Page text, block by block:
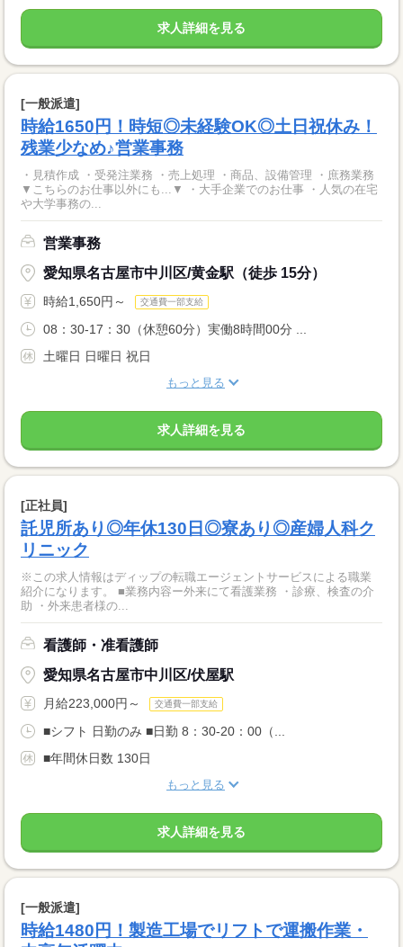
求人詳細を見る
[一般派遣]
時給1650円！時短◎未経験OK◎土日祝休み！
残業少なめ♪営業事務
・見積作成 ・受発注業務 ・売上処理 ・商品、設備管理 ・庶務業務
▼こちらのお仕事以外にも...▼ ・大手企業でのお仕事 ・人気の在宅
や大学事務の...
営業事務
愛知県名古屋市中川区/黄金駅（徒歩 15分）
時給1,650円～ 交通費一部支給
08：30-17：30（休憩60分）実働8時間00分 ...
土曜日 日曜日 祝日
もっと見る
求人詳細を見る
[正社員]
託児所あり◎年休130日◎寮あり◎産婦人科ク
リニック
※この求人情報はディップの転職エージェントサービスによる職業
紹介になります。 ■業務内容ー外来にて看護業務 ・診療、検査の介
助 ・外来患者様の...
看護師・准看護師
愛知県名古屋市中川区/伏屋駅
月給223,000円～ 交通費一部支給
■シフト 日勤のみ ■日勤 8：30-20：00（...
■年間休日数 130日
もっと見る
求人詳細を見る
[一般派遣]
時給1480円！製造工場でリフトで運搬作業・